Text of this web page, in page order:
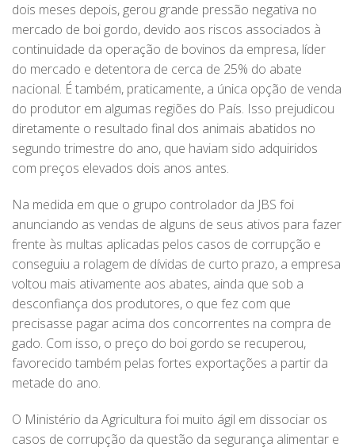
dois meses depois, gerou grande pressão negativa no
mercado de boi gordo, devido aos riscos associados à
continuidade da operação de bovinos da empresa, líder
do mercado e detentora de cerca de 25% do abate
nacional. É também, praticamente, a única opção de venda
do produtor em algumas regiões do País. Isso prejudicou
diretamente o resultado final dos animais abatidos no
segundo trimestre do ano, que haviam sido adquiridos
com preços elevados dois anos antes.
Na medida em que o grupo controlador da JBS foi
anunciando as vendas de alguns de seus ativos para fazer
frente às multas aplicadas pelos casos de corrupção e
conseguiu a rolagem de dívidas de curto prazo, a empresa
voltou mais ativamente aos abates, ainda que sob a
desconfiança dos produtores, o que fez com que
precisasse pagar acima dos concorrentes na compra de
gado. Com isso, o preço do boi gordo se recuperou,
favorecido também pelas fortes exportações a partir da
metade do ano.
O Ministério da Agricultura foi muito ágil em dissociar os
casos de corrupção da questão da segurança alimentar e